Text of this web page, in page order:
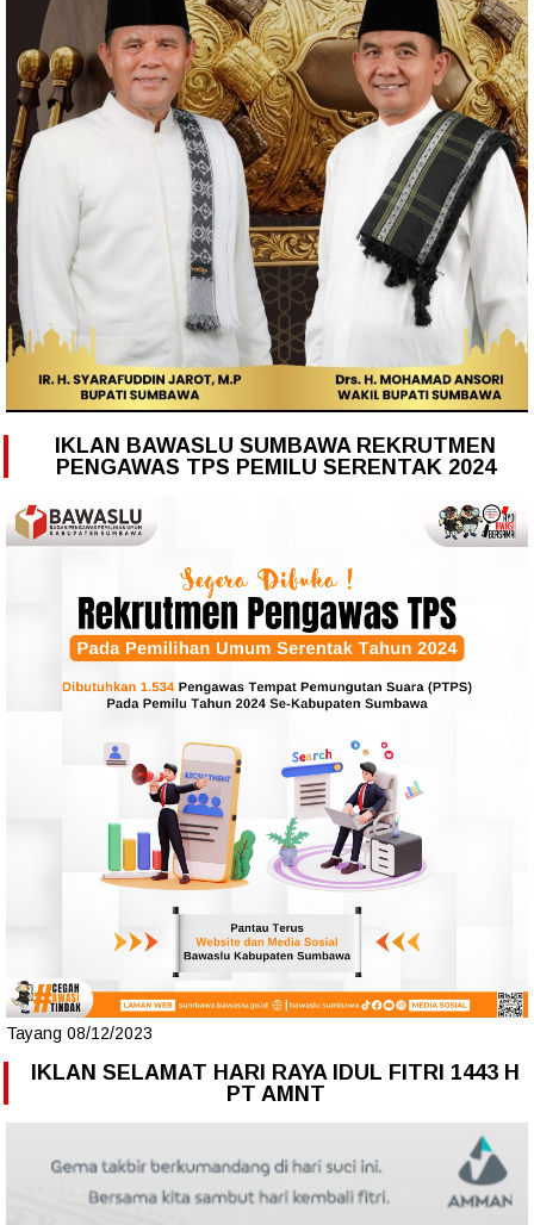
IKLAN BAWASLU SUMBAWA REKRUTMEN
PENGAWAS TPS PEMILU SERENTAK 2024
Tayang 08/12/2023
IKLAN SELAMAT HARI RAYA IDUL FITRI 1443 H
PT AMNT